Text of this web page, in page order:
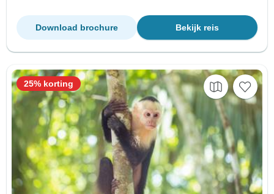
Bekijk reis
Download brochure
25% korting